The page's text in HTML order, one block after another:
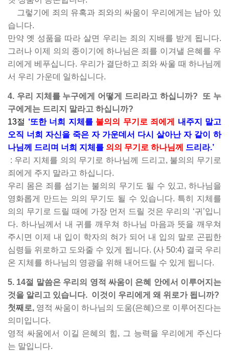
그렇기에 죄의 유혹과 죄와의 싸움이 우리에게는 남아 있
습니다.
만약 옛 성품을 따라 살면 우리는 죄의 지배를 받게 됩니다.
그러나 이제 의의 종이기에 하나님은 죄를 이겨낼 은혜를 우
리에게 베푸십니다. 우리가 결단하고 죄와 싸울 때 하나님께
서 우리 가운데 일하십니다.
4. 우리 지체를 누구에게 어떻게 드리라고 하십니까?
또 누
구에게는 드리지 말라고 하십니까?
13절 ‘또한 너희 지체를 불의의 무기로 죄에게
내주지 말고
오직 너희 자신을 죽은 자 가운데서 다시 살아난 자 같이 하
나님께 드리며 너희 지체를 의의 무기로 하나님께
드리라.’
: 우리 지체를 의의 무기로 하나님께 드리고, 불의의 무기로
죄에게 주지 말라고 하십니다.
우리 몸은 죄를 섬기는 불의의 무기도 될 수 있고, 하나님을
영화롭게 만드는 의의 무기도 될 수 있습니다. 특히 지체를
의의 무기로 드릴 때에 가장 먼저 드릴 것은 우리의 ‘귀’입니
다. 하나님께서 내 귀를 깨우쳐 하나님 마음과 뜻을 깨우쳐
주시면 이제 내 입이 학자의 혀가 되어 내 입의 말로 곤핍한
심령들 위로하고 도와줄 수 있게 됩니다. (사 50:4) 결국 우리
온 지체를 하나님의 영광을 위해 내어드릴 수 있게 됩니다.
5. 14절 말씀은 우리의 영적 싸움이 은혜 안에서 이루어지는
것을 알리고 있습니다. 이것이 우리에게 왜 위로가 됩니까?
첫째로, 영적 싸움이 하나님의 도움(은혜)으로 이루어진다는
의미입니다.
영적 싸움에서 이길 은혜의 힘, 그 능력을 우리에게 주신다
는 말입니다.